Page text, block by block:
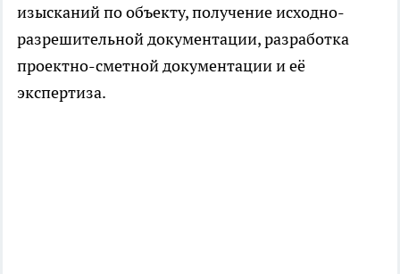
изысканий по объекту, получение исходно-
разрешительной документации, разработка
проектно-сметной документации и её
экспертиза.